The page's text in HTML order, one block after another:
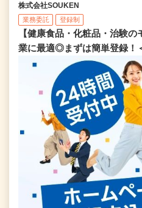
株式会社SOUKEN
業務委託 登録制
【健康食品・化粧品・治験
業に最適◎まずは簡単登録！